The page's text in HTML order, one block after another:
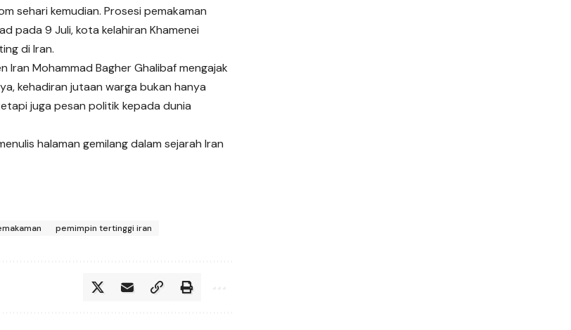
sehari kemudian. Prosesi pemakaman
pada 9 Juli, kota kelahiran Khamenei
di Iran.
Iran Mohammad Bagher Ghalibaf mengajak
kehadiran jutaan warga bukan hanya
juga pesan politik kepada dunia
halaman gemilang dalam sejarah Iran
pemimpin tertinggi iran